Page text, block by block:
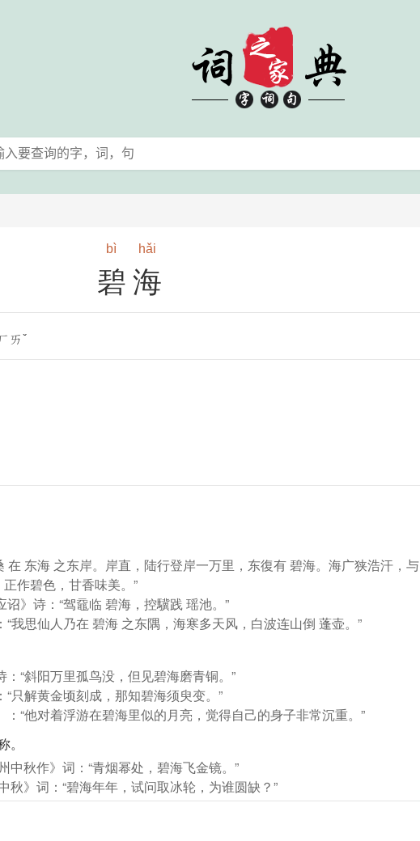
bì hǎi
碧海
ㄞˇ
在 东海 之东岸。岸直，陆行登岸一万里，东復有 碧海。海广狭浩汗，与
作碧色，甘香味美。”
》诗：“驾黿临 碧海，控驥践 瑶池。”
“我思仙人乃在 碧海 之东隅，海寒多天风，白波连山倒 蓬壶。”
“斜阳万里孤鸟没，但见碧海磨青铜。”
只解黄金顷刻成，那知碧海须臾变。”
：“他对着浮游在碧海里似的月亮，觉得自己的身子非常沉重。”
中秋作》词：“青烟幂处，碧海飞金镜。”
秋》词：“碧海年年，试问取冰轮，为谁圆缺？”